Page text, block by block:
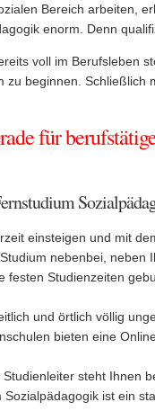
Bereich arbeiten,
enorm. Denn
voll im Berufsleben
zu beginnen.
für
einsteigen und mit
nebenbei, neben
festen Studienzeiten
und örtlich völlig
bieten eine
steht Ihnen
Sozialpädagogik ist ein